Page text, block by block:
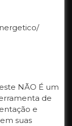
NÃO É um
de
e
suas